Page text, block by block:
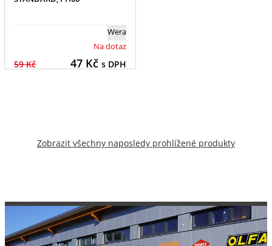
Wera
Na dotaz
59 Kč 47Kč s DPH
Zobrazit všechny naposledy prohlížené produkty